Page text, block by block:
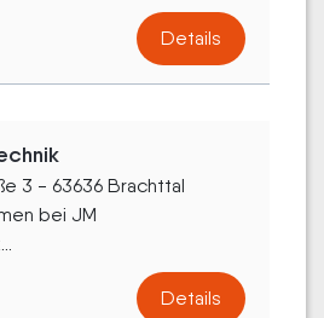
Details
3 - 63636 Brachttal
bei JM
Details